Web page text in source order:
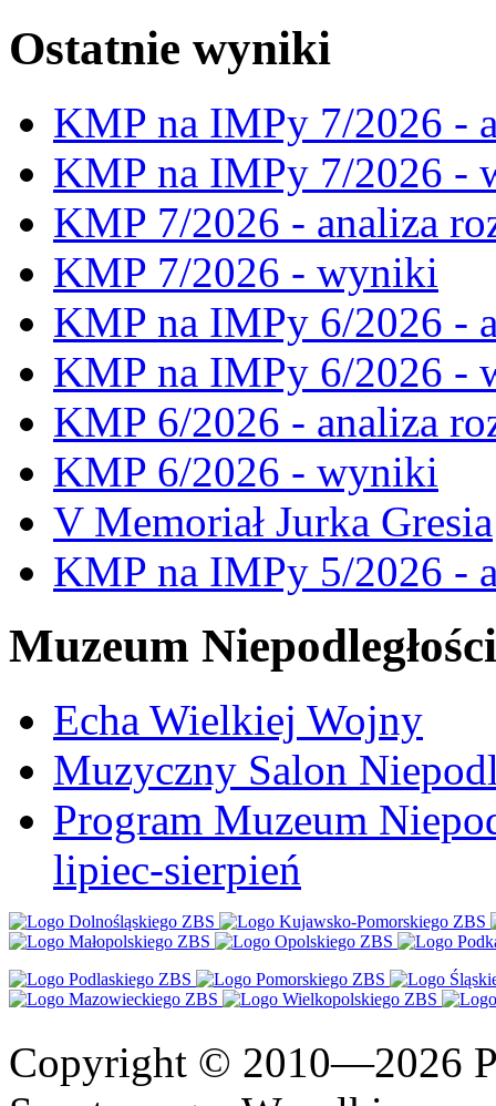
Ostatnie wyniki
KMP na IMPy 7/2026 -
KMP na IMPy 7/2026 -
KMP 7/2026 - analiza
KMP 7/2026 - wyniki
KMP na IMPy 6/2026 -
KMP na IMPy 6/2026 -
KMP 6/2026 - analiza
KMP 6/2026 - wyniki
V Memoriał Jurka Gresia
KMP na IMPy 5/2026 -
Muzeum Niepodległości
Echa Wielkiej Wojny
Muzyczny Salon
Program Muzeum
lipiec-sierpień
Copyright © 2010—2026